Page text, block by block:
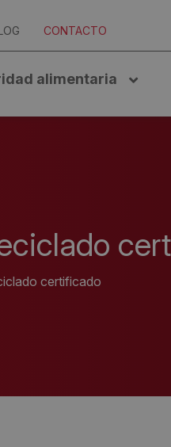
CONTACTO
alimentaria
certificado